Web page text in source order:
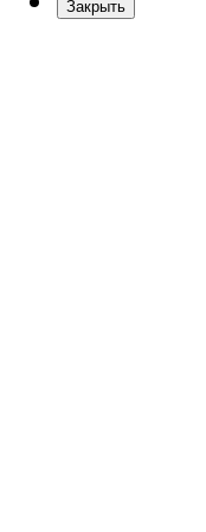
Закрыть